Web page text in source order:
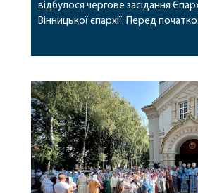
відбулося чергове засідання
Вінницької єпархії. Перед
секретар Єпархіальної Ради від
побажавши йому міцного
допомоги, миру, духовної
благословенних успіхів у
архіпастирському служінні. […]